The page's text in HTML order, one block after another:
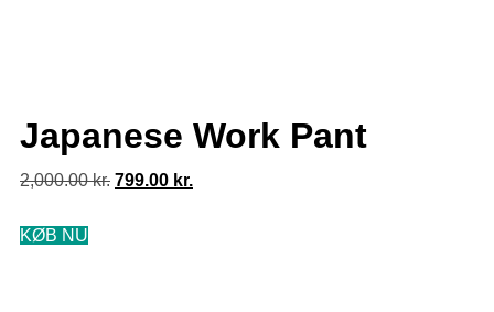
Japanese Work Pant
2,000.00kr. 799.00 kr.
KØB NU